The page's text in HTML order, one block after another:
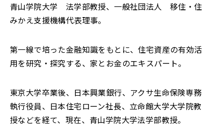
青山学院大学 法学部教授、一般社団法人 移住・住
みかえ支援機構代表理事。
第一線で培った金融知識をもとに、住宅資産の有効活
用を研究・探究する、家とお金のエキスパート。
東京大学卒業後、日本興業銀行、アクサ生命保険専務
執行役員、日本住宅ローン社長、立命館大学大学院教
授などを経て、現在、青山学院大学法学部教授。